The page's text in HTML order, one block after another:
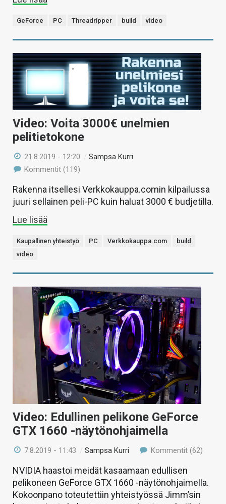
GeForce PC Threadripper build video
Video: Voita 3000€ unelmien
pelitietokone
21.8.2019 - 12:20 /Sampsa Kurri
Kommentit (119)
Rakenna itsellesi Verkkokauppa.comin kilpailussa
juuri sellainen peli-PC kuin haluat 3000 € budjetilla.
Lue lisää
Kaupallinen yhteistyö PC Verkkokauppa.com
build
video
Video: Edullinen pelikone GeForce
GTX 1660 -näytönohjaimella
7.8.2019 - 11:43 /Sampsa Kurri Kommentit (62)
NVIDIA haastoi meidät kasaamaan edullisen
pelikoneen GeForce GTX 1660 -näytönohjaimella.
Kokoonpano toteutettiin yhteistyössä Jimm’sin